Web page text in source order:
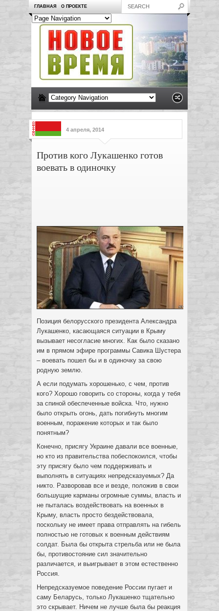
ГЛАВНАЯ О ПРОЕКТЕ
4 апреля, 2014
Против кого Лукашенко готов
воевать в одиночку
Позиция белорусского президента Александра
Лукашенко, касающаяся ситуации в Крыму
вызывает несогласие многих. Как было сказано
им в прямом эфире программы Савика Шустера
– воевать пошел бы и в одиночку за свою
родную землю.
А если подумать хорошенько, с чем, против
кого? Хорошо говорить со стороны, когда у тебя
за спиной обеспеченные войска. Что, нужно
было открыть огонь, дать погибнуть многим
военным, поражение которых и так было
понятным?
Конечно, присягу Украине давали все военные,
но кто из правительства побеспокоился, чтобы
эту присягу было чем поддерживать и
выполнять в ситуациях непредсказуемых? Да
никто. Разворовав все и везде, положив в свои
большущие карманы огромные суммы, власть и
не пыталась воздействовать на военных в
Крыму, власть просто бездействовала,
поскольку не имеет права отправлять на гибель
полностью не готовых к военным действиям
солдат. Была бы открыта стрельба или не была
бы, противостояние сил значительно
различается, и выигрывает в этом естественно
Россия.
Непредсказуемое поведение России пугает и
саму Беларусь, только Лукашенко тщательно
это скрывает. Ничем не лучше была бы реакция